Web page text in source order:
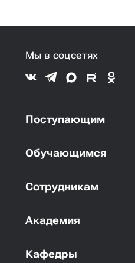
Мы в соцсетях
Поступающим
Обучающимся
Сотрудникам
Академия
Кафедры